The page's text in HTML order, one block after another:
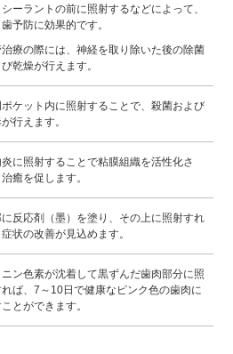
ーラントの前に照射するなどによって、
予防に効果的です。
療の際には、神経を取り除いた後の除菌
乾燥が行えます。
ケット内に照射することで、殺菌および
行えます。
炎に照射することで粘膜組織を活性化さ
癒を促します。
に反応剤（墨）を塗り、その上に照射すれ
状の改善が見込めます。
ニン色素が沈着して黒ずんだ歯肉部分に照
ば、7～10日で健康なピンク色の歯肉に
とができます。